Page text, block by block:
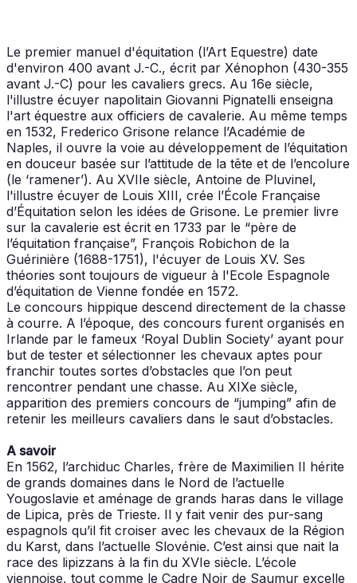
Le premier manuel d'équitation (l’Art Equestre) date
d'environ 400 avant J.-C., écrit par Xénophon (430-355
avant J.-C) pour les cavaliers grecs. Au 16e siècle,
l'illustre écuyer napolitain Giovanni Pignatelli enseigna
l'art équestre aux officiers de cavalerie. Au même temps
en 1532, Frederico Grisone relance l’Académie de
Naples, il ouvre la voie au développement de l’équitation
en douceur basée sur l’attitude de la tête et de l’encolure
(le ‘ramener’). Au XVIIe siècle, Antoine de Pluvinel,
l'illustre écuyer de Louis XIII, crée l’École Française
d’Équitation selon les idées de Grisone. Le premier livre
sur la cavalerie est écrit en 1733 par le “père de
l’équitation française”, François Robichon de la
Guérinière (1688-1751), l'écuyer de Louis XV. Ses
théories sont toujours de vigueur à l'Ecole Espagnole
d’équitation de Vienne fondée en 1572.
Le concours hippique descend directement de la chasse
à courre. A l’époque, des concours furent organisés en
Irlande par le fameux ‘Royal Dublin Society’ ayant pour
but de tester et sélectionner les chevaux aptes pour
franchir toutes sortes d’obstacles que l’on peut
rencontrer pendant une chasse. Au XIXe siècle,
apparition des premiers concours de “jumping” afin de
retenir les meilleurs cavaliers dans le saut d’obstacles.
A savoir
En 1562, l’archiduc Charles, frère de Maximilien II hérite
de grands domaines dans le Nord de l’actuelle
Yougoslavie et aménage de grands haras dans le village
de Lipica, près de Trieste. Il y fait venir des pur-sang
espagnols qu’il fit croiser avec les chevaux de la Région
du Karst, dans l’actuelle Slovénie. C’est ainsi que nait la
race des lipizzans à la fin du XVIe siècle. L’école
viennoise, tout comme le Cadre Noir de Saumur excelle